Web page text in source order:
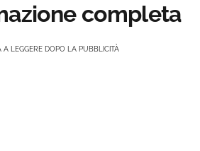
completa
A LEGGERE DOPO LA PUBBLICITÀ